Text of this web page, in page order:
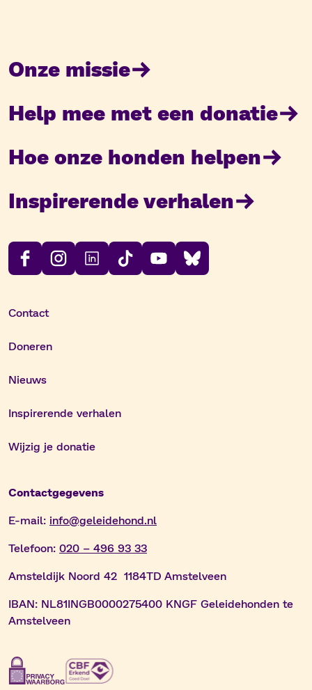
Onze missie
Help mee met een donatie
Hoe onze honden helpen
Inspirerende verhalen
Contact
Doneren
Nieuws
Inspirerende verhalen
Wijzig je donatie
Contactgegevens
E-mail: info@geleidehond.nl
Telefoon: 020 – 496 93 33
Amsteldijk Noord 42 1184TD Amstelveen
IBAN: NL81INGB0000275400 KNGF Geleidehonden te
Amstelveen